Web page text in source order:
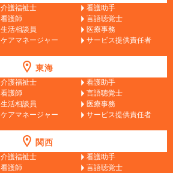
介護福祉士
看護助手
看護師
言語聴覚士
生活相談員
医療事務
ケアマネージャー サービス提供責任者
東海
介護福祉士
看護助手
看護師
言語聴覚士
生活相談員
医療事務
ケアマネージャー サービス提供責任者
関西
介護福祉士
看護助手
看護師
言語聴覚士